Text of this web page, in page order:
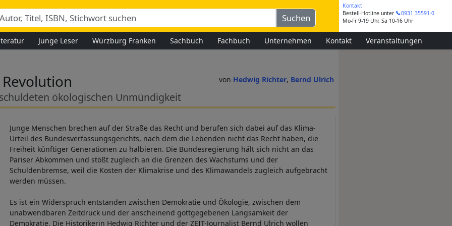
Kontakt
Bestell-Hotline unter
0931 35591-0
Mo-Fr 9-19 Uhr, Sa 10-16 Uhr
Junge Leser Würzburg Franken Sachbuch Fachbuch Unternehmen Kontakt Veranstaltungen
Hedwig Richter Bernd Ulrich
ökologischen Unmündigkeit
Junge Menschen brechen auf der Straße das Recht und berufen sich dabei auf das Klima-
Urteil des Bundesverfassungsgerichts, nach dem die Lebenden nicht das Recht haben, die
Freiheit künftiger Generationen zu halbieren. Die Bundesregierung hält sich nicht an das
Pariser Abkommen und stößt zugleich an die Grenzen des Wachstums und der
Schuldenbremse, weil die Kosten der Klimakrise und des Klimawandels zugleich aufgebracht
werden müssen.
Es ist ein Widerspruch entstanden zwischen Demokratie und Ökologie, zwischen dem
unabwendbaren Zeitdruck und der anscheinend gottgegebenen Langsamkeit der
Demokratie. Die Historikerin Hedwig Richter und der ZEIT-Journalist Bernd Ulrich wollen